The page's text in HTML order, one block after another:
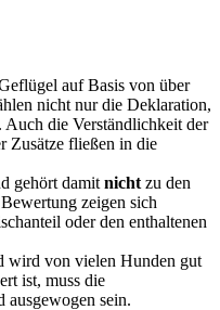
auf Basis von über
nicht nur die Deklaration,
die Verständlichkeit der
Zusätze fließen in die
gehört damit nicht zu den
zeigen sich
oder den enthaltenen
wird von vielen Hunden gut
ist, muss die
ausgewogen sein.